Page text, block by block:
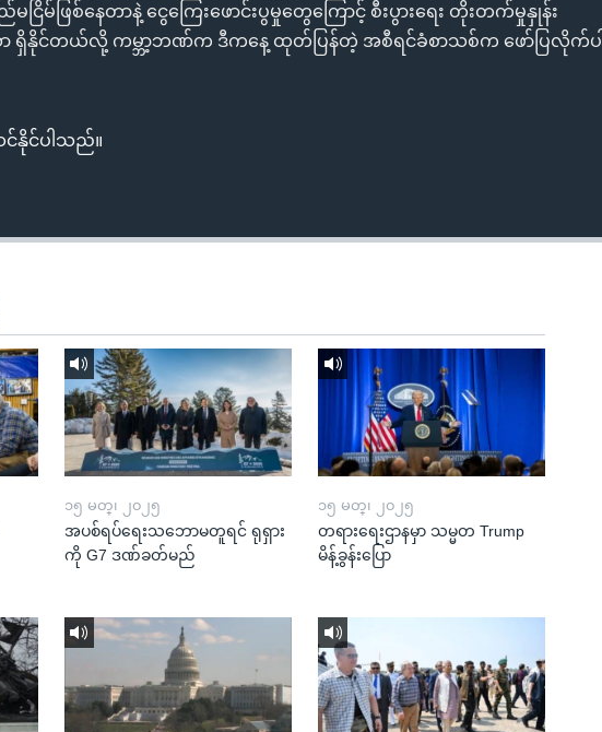
ငြိမ်ဖြစ်နေတာနဲ့ ငွေကြေးဖောင်းပွမှုတွေကြောင့် စီးပွားရေး တိုးတက်မှုနှုန်း
ရှိနိုင်တယ်လို့ ကမ္ဘာ့ဘဏ်က ဒီကနေ့ ထုတ်ပြန်တဲ့ အစီရင်ခံစာသစ်က ဖော်ပြလိုက်ပါ
င်နိုင်ပါသည်။
၁၅ မတ္၊ ၂၀၂၅
အပစ်ရပ်ရေးသဘောမတူရင် ရုရှား
ကို G7 ဒဏ်ခတ်မည်
၁၅ မတ္၊ ၂၀၂၅
တရားရေးဌာနမှာ သမ္မတ Trump
မိန့်ခွန်းပြော